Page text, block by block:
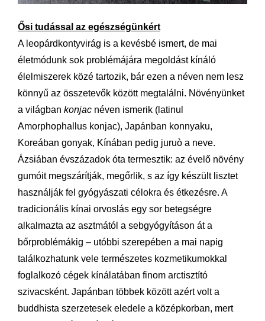
Ősi tudással az egészségünkért
A leopárdkontyvirág is a kevésbé ismert, de mai
életmódunk sok problémájára megoldást kínáló
élelmiszerek közé tartozik, bár ezen a néven nem lesz
könnyű az összetevők között megtalálni. Növényünket
a világban konjac néven ismerik (latinul
Amorphophallus konjac), Japánban konnyaku,
Koreában gonyak, Kínában pedig juruò a neve.
Ázsiában évszázadok óta termesztik: az évelő növény
gumóit megszárítják, megőrlik, s az így készült lisztet
használják fel gyógyászati célokra és étkezésre. A
tradicionális kínai orvoslás egy sor betegségre
alkalmazta az asztmától a sebgyógyításon át a
bőrproblémákig – utóbbi szerepében a mai napig
találkozhatunk vele természetes kozmetikumokkal
foglalkozó cégek kínálatában finom arctisztító
szivacsként. Japánban többek között azért volt a
buddhista szerzetesek eledele a középkorban, mert